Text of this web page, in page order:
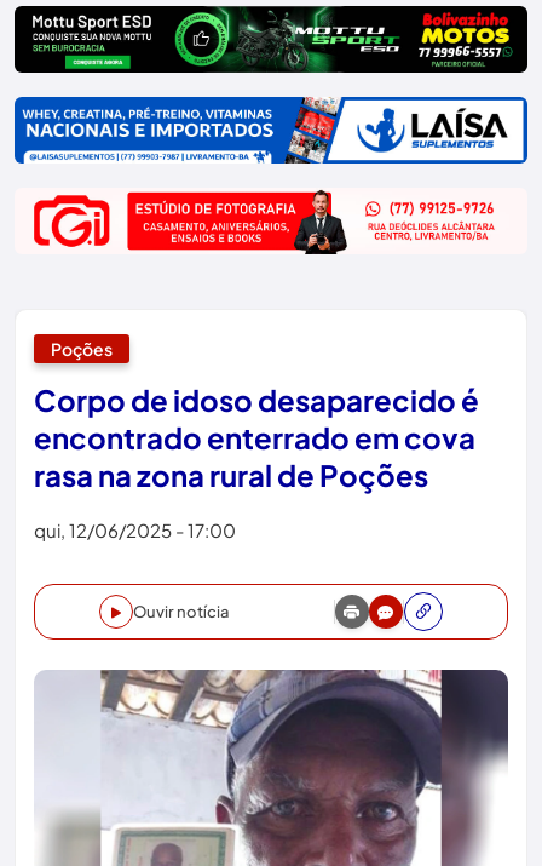
Poções
Corpo de idoso desaparecido é
encontrado enterrado em cova
rasa na zona rural de Poções
qui, 12/06/2025 - 17:00
Ouvir notícia